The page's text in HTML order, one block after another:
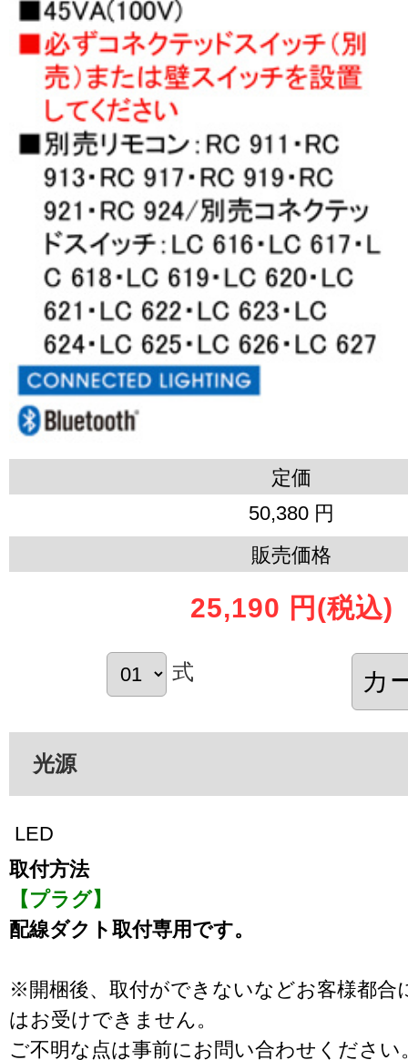
定価
50,380 円
販売価格
25,190 円 (税込)
式
光源
LED
取付方法
【プラグ】
配線ダクト取付専用です。
※開梱後、取付ができないなどお客様都合
はお受けできません。
ご不明な点は事前にお問い合わせください